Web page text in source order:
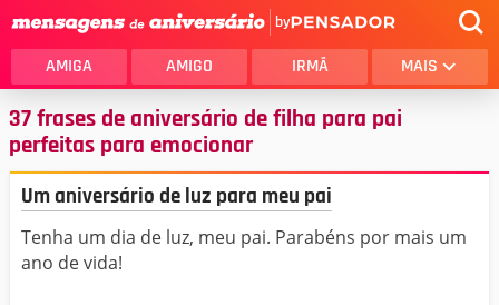
by
AMIGA AMIGO IRMÃ MAIS
37 frases de aniversário de filha para pai
perfeitas para emocionar
Um aniversário de luz para meu pai
Tenha um dia de luz, meu pai. Parabéns por mais um
ano de vida!